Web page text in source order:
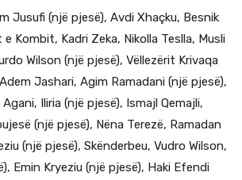
Jusufi (një pjesë), Avdi Xhaçku, Besnik
Kombit, Kadri Zeka, Nikolla Teslla, Musli
Wilson (një pjesë), Vëllezërit Krivaqa
Jashari, Agim Ramadani (një pjesë),
Iliria (një pjesë), Ismajl Qemajli,
(një pjesë), Nëna Terezë, Ramadan
(një pjesë), Skënderbeu, Vudro Wilson,
Emin Kryeziu (një pjesë), Haki Efendi